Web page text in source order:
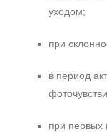
уходом;
при
в период
при первых